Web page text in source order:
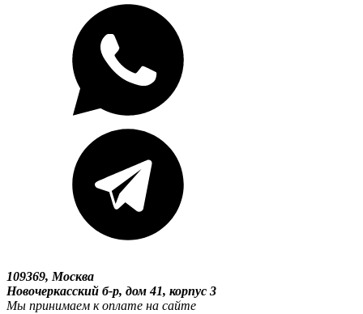
109369, Москва
Новочеркасский б-р, дом 41, корпус 3
Мы принимаем к оплате на сайте